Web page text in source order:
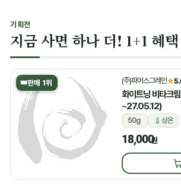
기획전
지금 사면 하나 더! 1+1 혜택
👑판매 1위 (주)파머스그레인★
화이트닝 비타크
~27.05.12)
50g 상온
18,000원